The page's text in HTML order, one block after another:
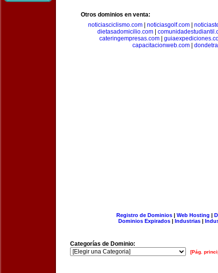
Otros dominios en venta:
noticiasciclismo.com
noticiasgolf.com
dietasadomicilio.com
cateringempresas.com|
capacitacionweb.com|
Registro de Dominios| Web Hosting |
Dominios Expirados | Industrias |
Categorías de Dominio:
[Pág.